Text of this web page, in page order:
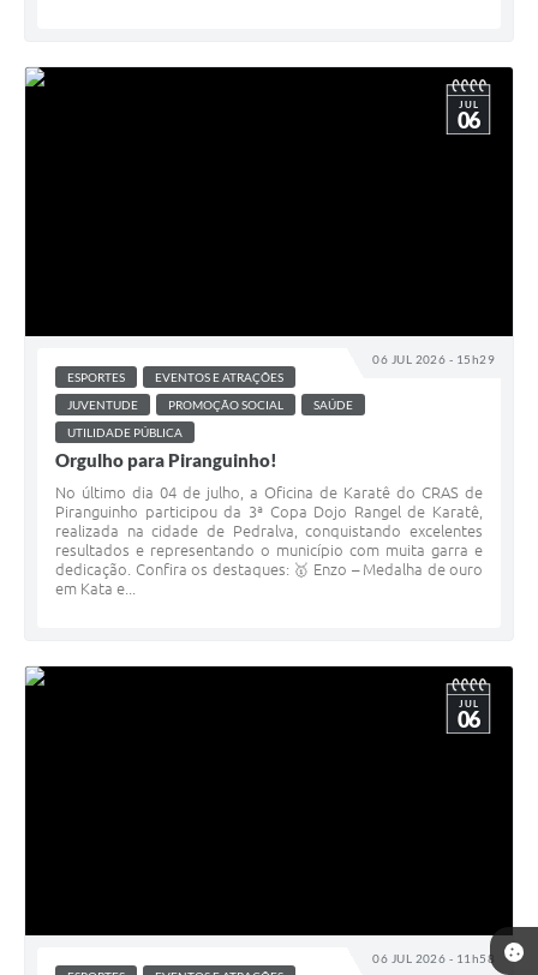
06 JUL 2026 - 15h29
JUL
06
ESPORTES
EVENTOS E ATRAÇÕES
JUVENTUDE
PROMOÇÃO SOCIAL
SAÚDE
UTILIDADE PÚBLICA
Orgulho para Piranguinho!
No último dia 04 de julho, a Oficina de Karatê do CRAS de
Piranguinho participou da 3ª Copa Dojo Rangel de Karatê,
realizada na cidade de Pedralva, conquistando excelentes
resultados e representando o município com muita garra e
dedicação. Confira os destaques: 🥇 Enzo – Medalha de ouro
em Kata e...
06 JUL 2026 - 11h58
JUL
06